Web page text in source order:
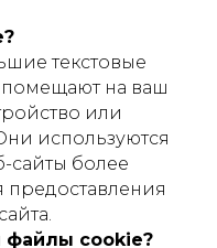
текстовые
на ваш
или
используются
сайты более
предоставления
файлы cookie?